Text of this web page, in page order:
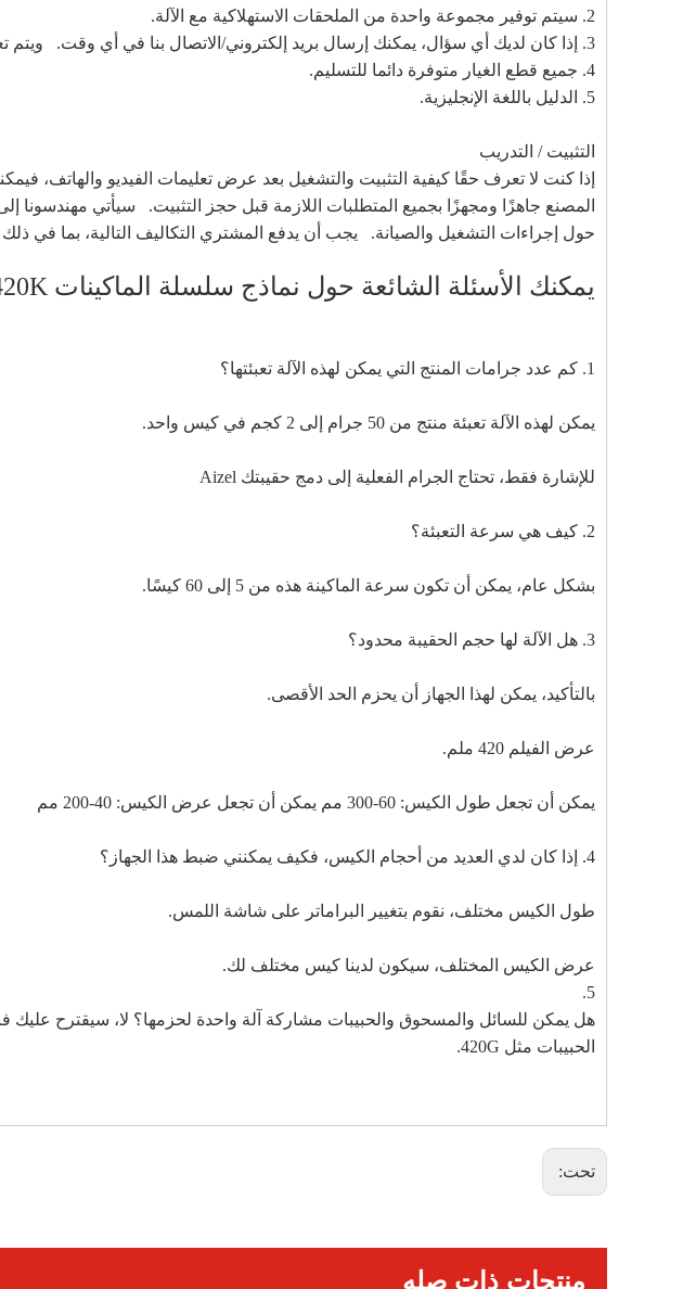
2. سيتم توفير مجموعة واحدة من الملحقات الاستهلاكية مع الآلة.
3. إذا كان لديك أي سؤال، يمكنك إرسال بريد إلكتروني/الاتصال بنا في أي وقت. ويتم تعيين مهندسينا الأكثر خبرة لتقديم الخدمات الاستشارية، وهم متاحون دائمًا للإرسال إلى الخارج.
4. جميع قطع الغيار متوفرة دائما للتسليم.
5. الدليل باللغة الإنجليزية.
التثبيت / التدريب
إذا كنت لا تعرف حقًا كيفية التثبيت والتشغيل بعد عرض تعليمات الفيديو
المصنع جاهزًا ومجهزًا بجميع المتطلبات اللازمة قبل حجز التثبيت. سيأتي مهندسونا إلى
حول إجراءات التشغيل والصيانة. يجب أن يدفع المشتري التكاليف التالية، بما في ذلك
يمكنك الأسئلة الشائعة حول نماذج سلسلة الماكينات ES 420K.
1. كم عدد جرامات المنتج التي يمكن لهذه الآلة تعبئتها؟
يمكن لهذه الآلة تعبئة منتج من 50 جرام إلى 2 كجم في كيس واحد.
للإشارة فقط، تحتاج الجرام الفعلية إلى دمج حقيبتك Aizel
2. كيف هي سرعة التعبئة؟
بشكل عام، يمكن أن تكون سرعة الماكينة هذه من 5 إلى 60 كيسًا.
3. هل الآلة لها حجم الحقيبة محدود؟
بالتأكيد، يمكن لهذا الجهاز أن يحزم الحد الأقصى.
عرض الفيلم 420 ملم.
يمكن أن تجعل طول الكيس: 60-300 مم يمكن أن تجعل عرض الكيس: 40-200 مم
4. إذا كان لدي العديد من أحجام الكيس، فكيف يمكنني ضبط هذا الجهاز؟
طول الكيس مختلف، نقوم بتغيير البراماتر على شاشة اللمس.
عرض الكيس المختلف، سيكون لدينا كيس مختلف لك.
5.
الحبيبات مثل 420G.
تحت:
منتجات ذات صله